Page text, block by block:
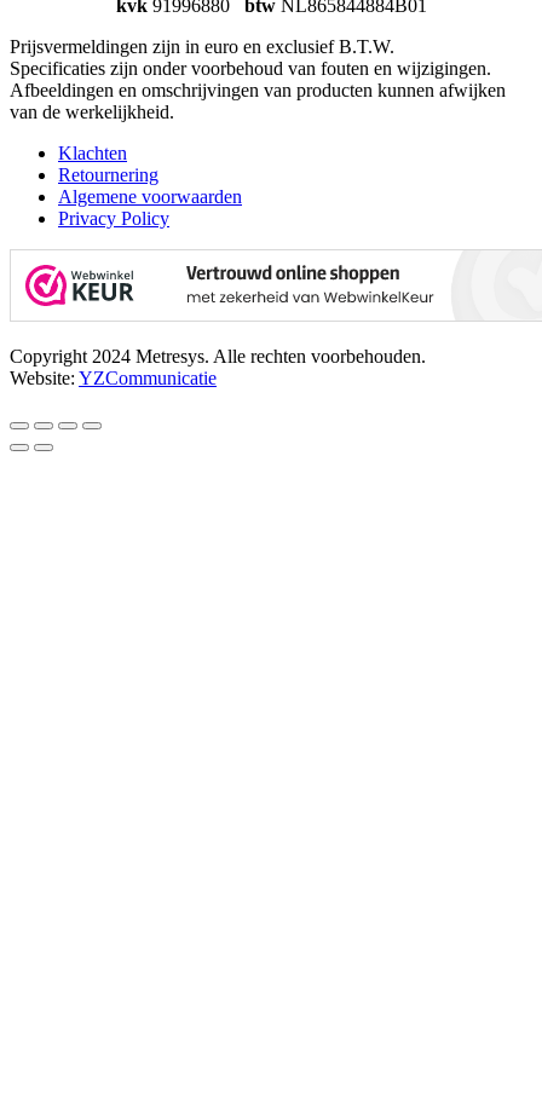
kvk 91996880 btw NL865844884B01
Prijsvermeldingen zijn in euro en exclusief B.T.W.
Specificaties zijn onder voorbehoud van fouten en wijzigingen.
Afbeeldingen en omschrijvingen van producten kunnen afwijken
van de werkelijkheid.
Klachten
Retournering
Algemene voorwaarden
Privacy Policy
Copyright 2024 Metresys. Alle rechten voorbehouden.
Website: YZCommunicatie